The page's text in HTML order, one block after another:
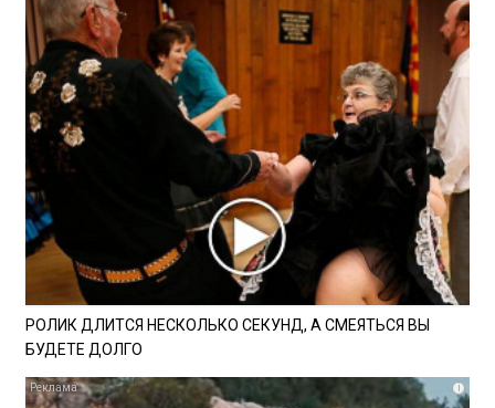
РОЛИК ДЛИТСЯ НЕСКОЛЬКО СЕКУНД, А СМЕЯТЬСЯ ВЫ
БУДЕТЕ ДОЛГО
i